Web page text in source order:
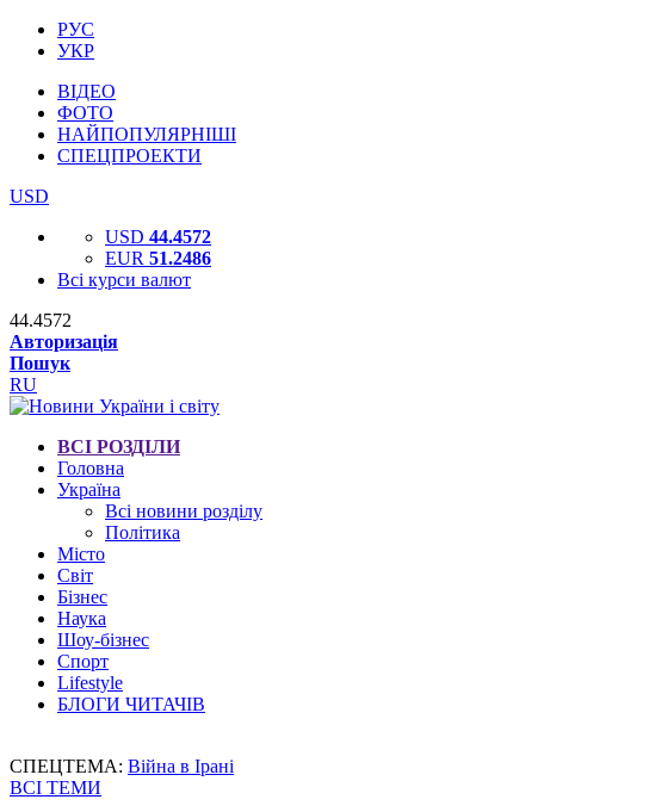
РУС
УКР
ВІДЕО
ФОТО
НАЙПОПУЛЯРНІШІ
СПЕЦПРОЕКТИ
USD
USD 44.4572
EUR 51.2486
Всі курси валют
44.4572
Авторизація
Пошук
RU
ВСІ РОЗДІЛИ
Головна
Україна
Всі новини розділу
Політика
Місто
Світ
Бізнес
Наука
Шоу-бізнес
Спорт
Lifestyle
БЛОГИ ЧИТАЧІВ
СПЕЦТЕМА: Війна в Ірані
ВСІ ТЕМИ